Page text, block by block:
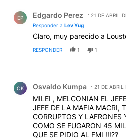
EP Edgardo Perez
21 DE ABRIL
Responder a Lev Yug
Claro, muy parecido a
RESPONDER 1 1
OK Osvaldo Kumpa 21 DE ABRIL
MILEI , MELCONIAN EL
JEFE DE LA MAFIA MACRI,
CORRUPTOS Y LAFRONES
COMO SE FUGARON 45
QUE SE PIDIO AL FMI !!!??